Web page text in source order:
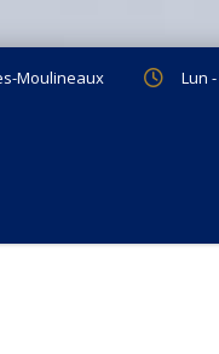
Moulineaux Lun